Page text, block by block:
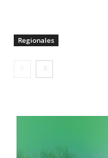
Regionales